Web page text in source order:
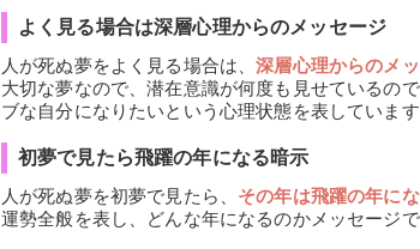
よく見る場合は深層心理からのメッセージ
人が死ぬ夢をよく見る場合は、深層心理からのメ
大切な夢なので、潜在意識が何度も見せているの
ブな自分になりたいという心理状態を表しています
初夢で見たら飛躍の年になる暗示
人が死ぬ夢を初夢で見たら、 その年は飛躍の年に
運勢全般を表し、どんな年になるのかメッセージで